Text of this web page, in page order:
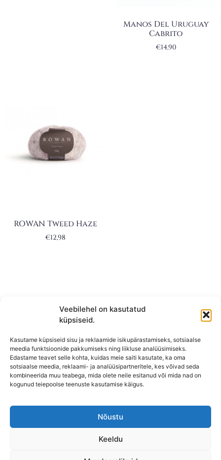
Veebilehel on kasutatud
küpsiseid.
Kasutame küpsiseid sisu ja reklaamide isikupärastamiseks, sotsiaalse
meedia funktsioonide pakkumiseks ning liikluse analüüsimiseks.
Edastame teavet selle kohta, kuidas meie saiti kasutate, ka oma
sotsiaalse meedia, reklaami- ja analüüsipartneritele, kes võivad seda
kombineerida muu teabega, mida olete neile esitanud või mida nad on
kogunud teiepoolse teenuste kasutamise käigus.
Nõustu
Keeldu
Manos Del Uruguay
Cabrito
€14,90
ROWAN Tweed Haze
€12,98
KONTAKT